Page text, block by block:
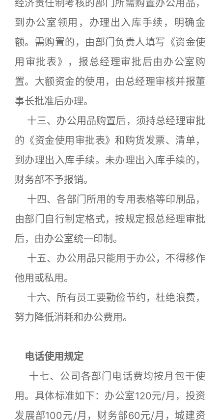
经济责任制考核的部门所需购置办公用品，
到办公室领用，办理出入库手续，明确金
额。需购置的，由部门负责人填写《资金使
用审批表》，报总经理审批后由办公室购
置。大额资金的使用，由总经理审核并报董
事长批准后办理。
十三、办公用品购置后，须持总经理审批
的《资金使用审批表》和购货发票、清单，
到办理出入库手续。未办理出入库手续的，
财务部不予报销。
十四、各部门所用的专用表格等印刷品，
由部门自行制定格式，按规定报总经理审批
后，由办公室统一印制。
十五、办公用品只能用于办公，不得移作
他用或私用。
十六、所有员工要勤俭节约，杜绝浪费，
努力降低消耗和办公费用。
电话使用规定
十七、公司各部门电话费均按月包干使
用。具体标准如下：办公室120元/月，投资
发展部100元/月，财务部60元/月，城建资